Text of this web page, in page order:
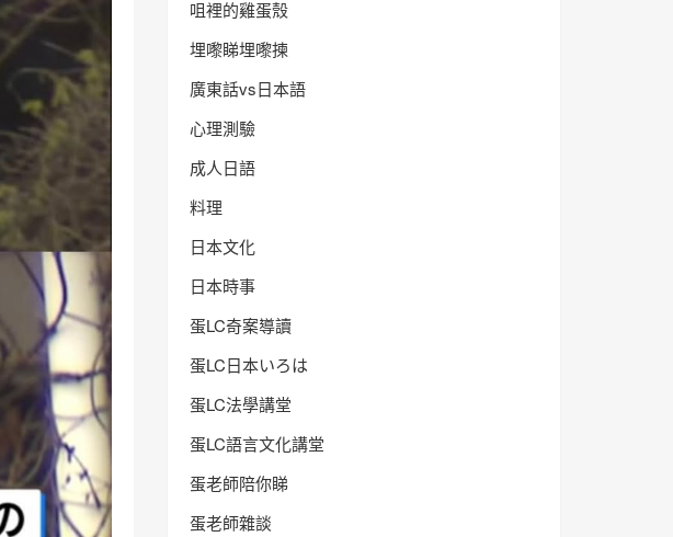
咀裡的雞蛋殼
埋嚟睇埋嚟揀
廣東話vs日本語
心理測驗
成人日語
料理
日本文化
日本時事
蛋LC奇案導讀
蛋LC日本いろは
蛋LC法學講堂
蛋LC語言文化講堂
蛋老師陪你睇
蛋老師雜談